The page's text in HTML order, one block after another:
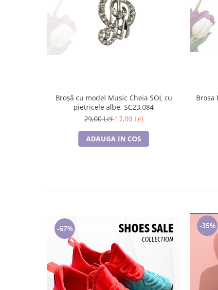
Broșă cu model Music Cheia SOL cu
pietricele albe, SC23.084
29,00 Lei17,00 Lei
ADAUGA IN COS
Brosa
-67% -35%